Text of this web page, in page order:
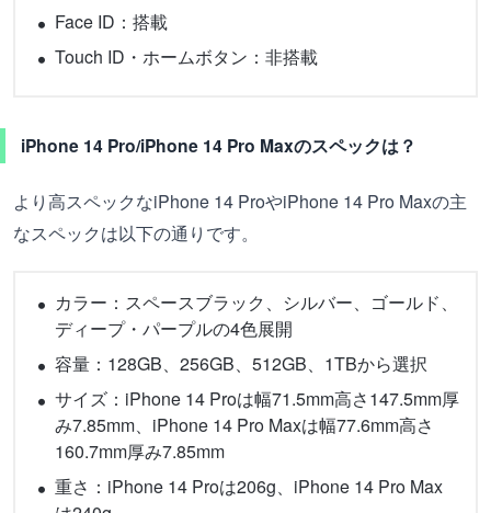
Face ID：搭載
Touch ID・ホームボタン：非搭載
iPhone 14 Pro/iPhone 14 Pro Maxのスペックは？
より高スペックなiPhone 14 ProやiPhone 14 Pro Maxの主
なスペックは以下の通りです。
カラー：スペースブラック、シルバー、ゴールド、
ディープ・パープルの4色展開
容量：128GB、256GB、512GB、1TBから選択
サイズ：iPhone 14 Proは幅71.5mm高さ147.5mm厚
み7.85mm、iPhone 14 Pro Maxは幅77.6mm高さ
160.7mm厚み7.85mm
重さ：iPhone 14 Proは206g、iPhone 14 Pro Max